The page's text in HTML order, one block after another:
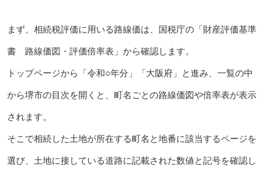
まず、相続税評価に用いる路線価は、国税庁の「財産評価基準
書 路線価図・評価倍率表」から確認します。
トップページから「令和○年分」「大阪府」と進み、一覧の中
から堺市の目次を開くと、町名ごとの路線価図や倍率表が表示
されます。
そこで相続した土地が所在する町名と地番に該当するページを
選び、土地に接している道路に記載された数値と記号を確認し